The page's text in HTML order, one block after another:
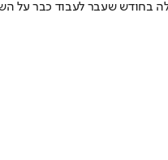
בחודש שעבר לעבוד כבר